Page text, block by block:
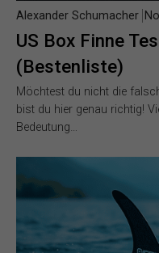
US Box Finne
(Bestenliste)
Alexander Schumacher
Möchtest du nicht die
bist du hier genau richtig!
Bedeutung…